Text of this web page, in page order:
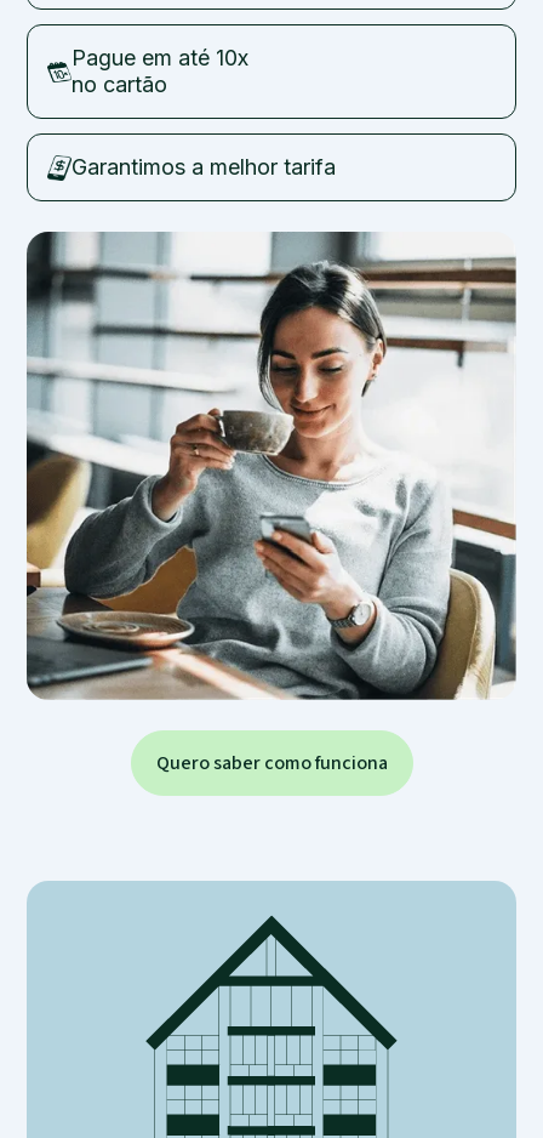
Pague em até 10x
no cartão
Garantimos a melhor tarifa
Quero saber como funciona